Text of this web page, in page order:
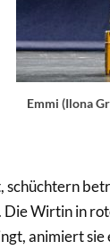
Emmi (Ilona
schüchtern
Die Wirtin in
animiert sie